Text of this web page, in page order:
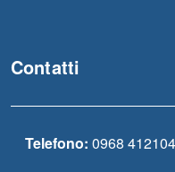
Contatti
Telefono: 0968 412104